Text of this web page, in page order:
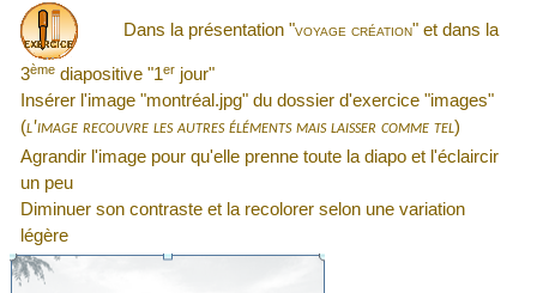
Dans la présentation "voyage création" et dans la
3ème diapositive "1er jour"
Insérer l'image "montréal.jpg" du dossier d'exercice "images"
(l'image recouvre les autres éléments mais laisser comme tel)
Agrandir l'image pour qu'elle prenne toute la diapo et l'éclaircir
un peu
Diminuer son contraste et la recolorer selon une variation
légère